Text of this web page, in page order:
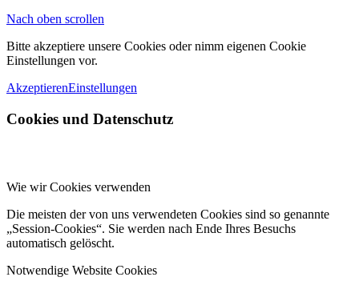
Nach oben scrollen
Bitte akzeptiere unsere Cookies oder nimm eigenen Cookie
Einstellungen vor.
AkzeptierenEinstellungen
Cookies und Datenschutz
Wie wir Cookies verwenden
Die meisten der von uns verwendeten Cookies sind so genannte
„Session-Cookies“. Sie werden nach Ende Ihres Besuchs
automatisch gelöscht.
Notwendige Website Cookies